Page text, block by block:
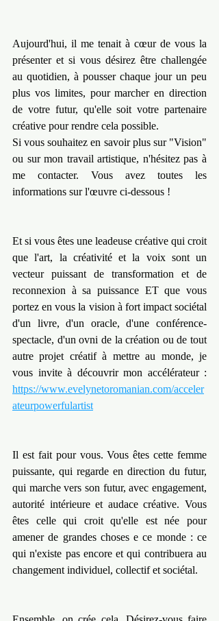
Aujourd'hui, il me tenait à cœur de vous la
présenter et si vous désirez être challengée
au quotidien, à pousser chaque jour un peu
plus vos limites, pour marcher en direction
de votre futur, qu'elle soit votre partenaire
créative pour rendre cela possible.
Si vous souhaitez en savoir plus sur "Vision"
ou sur mon travail artistique, n'hésitez pas à
me contacter. Vous avez toutes les
informations sur l'œuvre ci-dessous !
Et si vous êtes une leadeuse créative qui croit
que l'art, la créativité et la voix sont un
vecteur puissant de transformation et de
reconnexion à sa puissance ET que vous
portez en vous la vision à fort impact sociétal
d'un livre, d'un oracle, d'une conférence-
spectacle, d'un ovni de la création ou de tout
autre projet créatif à mettre au monde, je
https://www.evelynetoromanian.com/acceler
ateurpowerfulartist
Il est fait pour vous. Vous êtes cette femme
puissante, qui regarde en direction du futur,
qui marche vers son futur, avec engagement,
autorité intérieure et audace créative. Vous
êtes celle qui croit qu'elle est née pour
amener de grandes choses e ce monde : ce
qui n'existe pas encore et qui contribuera au
changement individuel, collectif et sociétal.